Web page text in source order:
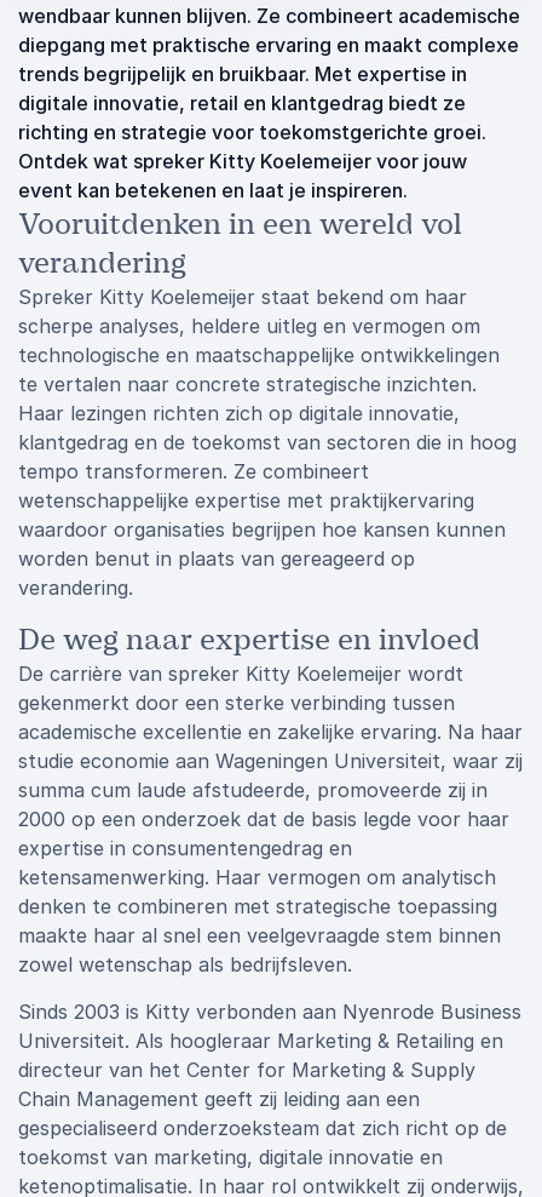
wendbaar kunnen blijven. Ze combineert academische
diepgang met praktische ervaring en maakt complexe
trends begrijpelijk en bruikbaar. Met expertise in
digitale innovatie, retail en klantgedrag biedt ze
richting en strategie voor toekomstgerichte groei.
Ontdek wat spreker Kitty Koelemeijer voor jouw
event kan betekenen en laat je inspireren.
Vooruitdenken in een wereld vol
verandering
Spreker Kitty Koelemeijer staat bekend om haar
scherpe analyses, heldere uitleg en vermogen om
technologische en maatschappelijke ontwikkelingen
te vertalen naar concrete strategische inzichten.
Haar lezingen richten zich op digitale innovatie,
klantgedrag en de toekomst van sectoren die in hoog
tempo transformeren. Ze combineert
wetenschappelijke expertise met praktijkervaring
waardoor organisaties begrijpen hoe kansen kunnen
worden benut in plaats van gereageerd op
verandering.
De weg naar expertise en invloed
De carrière van spreker Kitty Koelemeijer wordt
gekenmerkt door een sterke verbinding tussen
academische excellentie en zakelijke ervaring. Na haar
studie economie aan Wageningen Universiteit, waar zij
summa cum laude afstudeerde, promoveerde zij in
2000 op een onderzoek dat de basis legde voor haar
expertise in consumentengedrag en
ketensamenwerking. Haar vermogen om analytisch
denken te combineren met strategische toepassing
maakte haar al snel een veelgevraagde stem binnen
zowel wetenschap als bedrijfsleven.
Sinds 2003 is Kitty verbonden aan Nyenrode Business
Universiteit. Als hoogleraar Marketing & Retailing en
directeur van het Center for Marketing & Supply
Chain Management geeft zij leiding aan een
gespecialiseerd onderzoeksteam dat zich richt op de
toekomst van marketing, digitale innovatie en
ketenoptimalisatie. In haar rol ontwikkelt zij onderwijs,